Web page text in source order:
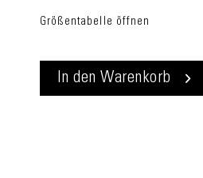
Größentabelle öffnen
In den Warenkorb